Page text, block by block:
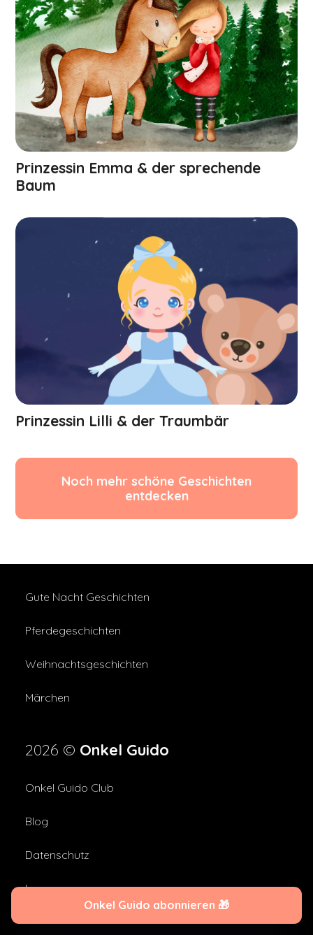
Prinzessin Emma & der sprechende
Baum
Prinzessin Lilli & der Traumbär
Noch mehr schöne Geschichten
entdecken
Gute Nacht Geschichten
Pferdegeschichten
Weihnachtsgeschichten
Märchen
2026 © Onkel Guido
Onkel Guido Club
Blog
Datenschutz
Impressum
Onkel Guido abonnieren 🎁